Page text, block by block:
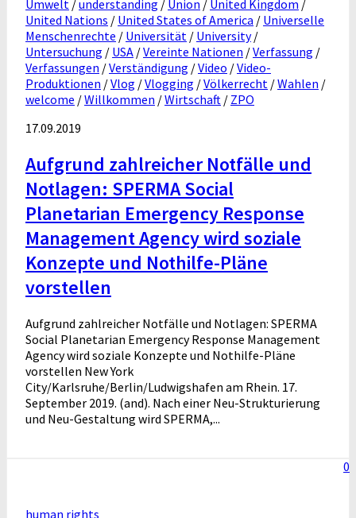
Umwelt /understanding / Union / United Kingdom /
United Nations / United States of America / Universelle
Menschenrechte / Universität / University/
Untersuchung / USA /Vereinte Nationen /Verfassung /
Verfassungen /Verständigung /Video /Video-
Produktionen /Vlog /Vlogging /Völkerrecht /Wahlen /
welcome /Willkommen /Wirtschaft / ZPO
17.09.2019
Aufgrund zahlreicher Notfälle und
Notlagen: SPERMA Social
Planetarian Emergency Response
Management Agency wird soziale
Konzepte und Nothilfe-Pläne
vorstellen
Aufgrund zahlreicher Notfälle und Notlagen: SPERMA
Social Planetarian Emergency Response Management
Agency wird soziale Konzepte und Nothilfe-Pläne
vorstellen New York
City/Karlsruhe/Berlin/Ludwigshafen am Rhein. 17.
September 2019. (and). Nach einer Neu-Strukturierung
und Neu-Gestaltung wird SPERMA,...
0
human rights